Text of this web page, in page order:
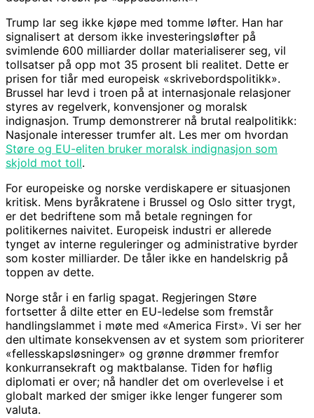
Trump lar seg ikke kjøpe med tomme løfter. Han har
signalisert at dersom ikke investeringsløfter på
svimlende 600 milliarder dollar materialiserer seg, vil
tollsatser på opp mot 35 prosent bli realitet. Dette er
prisen for tiår med europeisk «skrivebordspolitikk».
Brussel har levd i troen på at internasjonale relasjoner
styres av regelverk, konvensjoner og moralsk
indignasjon. Trump demonstrerer nå brutal realpolitikk:
Nasjonale interesser trumfer alt. Les mer om hvordan
Støre og EU-eliten bruker moralsk indignasjon som
skjold mot toll.
For europeiske og norske verdiskapere er situasjonen
kritisk. Mens byråkratene i Brussel og Oslo sitter trygt,
er det bedriftene som må betale regningen for
politikernes naivitet. Europeisk industri er allerede
tynget av interne reguleringer og administrative byrder
som koster milliarder. De tåler ikke en handelskrig på
toppen av dette.
Norge står i en farlig spagat. Regjeringen Støre
fortsetter å dilte etter en EU-ledelse som fremstår
handlingslammet i møte med «America First». Vi ser her
den ultimate konsekvensen av et system som prioriterer
«fellesskapsløsninger» og grønne drømmer fremfor
konkurransekraft og maktbalanse. Tiden for høflig
diplomati er over; nå handler det om overlevelse i et
globalt marked der smiger ikke lenger fungerer som
valuta.